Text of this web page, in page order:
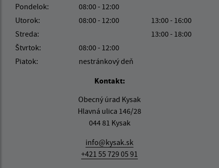
Pondelok:
08:00 - 12:00
Utorok:
08:00 - 12:00
13:00 - 16:00
Streda:
13:00 - 18:00
Štvrtok:
08:00 - 12:00
Piatok:
nestránkový deň
Kontakt:
Obecný úrad Kysak
Hlavná ulica 146/28
044 81 Kysak
info@kysak.sk
+421 55 729 05 91